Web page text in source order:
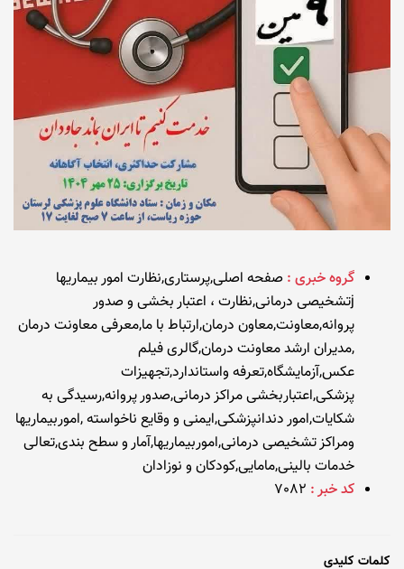
گروه خبری : صفحه اصلی,پرستاری,نظارت امور بیماریها
jتشخیصی درمانی,نظارت ، اعتبار بخشی و صدور
پروانه,معاونت,معاون درمان,ارتباط با ما,معرفی معاونت درمان
,مدیران ارشد معاونت درمان,گالری فیلم
عکس,آزمایشگاه,تعرفه واستاندارد,تجهیزات
پزشکی,اعتباربخشی مراکز درمانی,صدور پروانه,رسیدگی به
شکایات,امور دندانپزشکی,ایمنی و وقایع ناخواسته ,اموربیماریها
ومراکز تشخیصی درمانی,اموربیماریها,آمار و سطح بندی,تعالی
خدمات بالینی,مامایی,کودکان و نوزادان
کد خبر : 7082
کلمات کلیدی